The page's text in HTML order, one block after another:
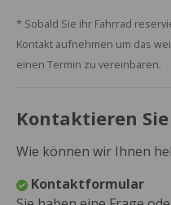
* Sobald Sie ihr Fahrrad
Kontakt aufnehmen um das
einen Termin zu vereinbaren.
Kontaktieren
Wie können wir Ihnen
Kontaktformular